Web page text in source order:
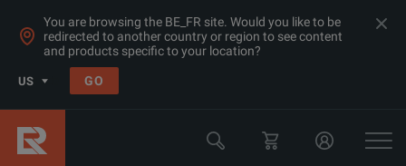
You are browsing the BE_FR site. Would you like to be
redirected to another country or region to see content
and products specific to your location?
US GO
Équipement de test des communications sans fil
Test de lecteur réseau